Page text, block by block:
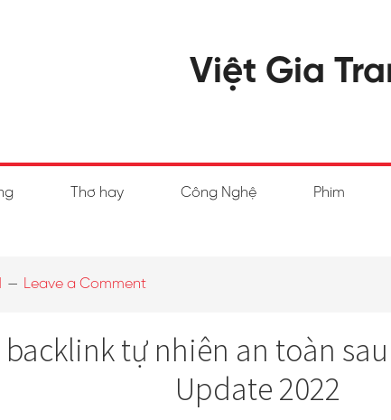
Việt Gia
Thơ hay Công Nghệ Phim
Leave a Comment
tự nhiên an toàn
Update 2022